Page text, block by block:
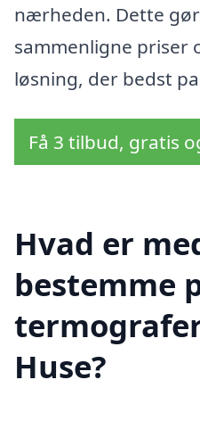
nærheden. Dette
sammenligne priser
løsning, der bedst
Få 3 tilbud, gratis
Hvad er
bestemme
Huse?